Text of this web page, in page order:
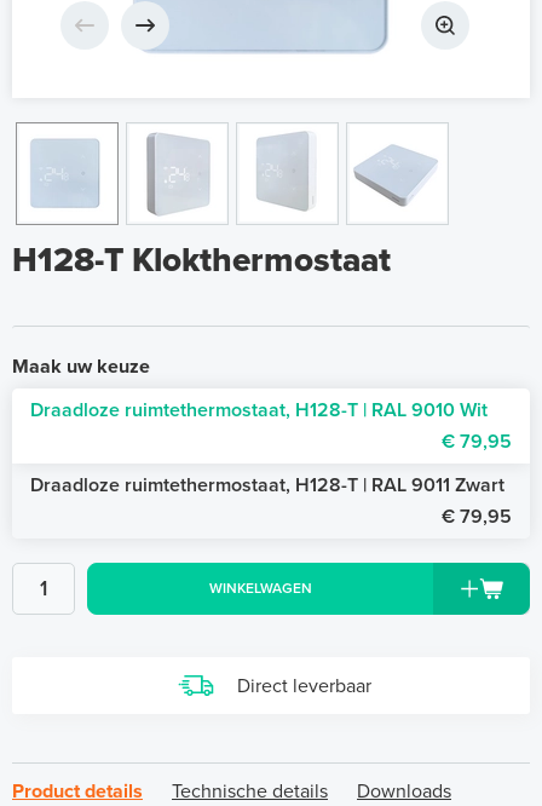
H128-T Klokthermostaat
Maak uw keuze
Draadloze ruimtethermostaat, H128-T | RAL 9010 Wit
€ 79,95
Draadloze ruimtethermostaat, H128-T | RAL 9011 Zwart
€ 79,95
WINKELWAGEN
Direct leverbaar
Product details Technische details Downloads